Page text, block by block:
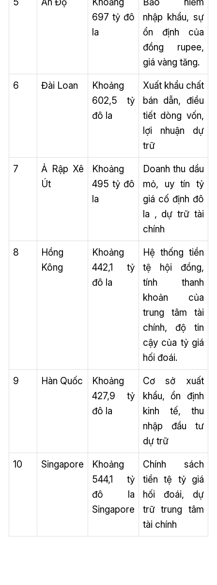
697 tỷ đô
la
nhập khẩu, sự
ổn định của
đồng rupee,
giá vàng tăng.
6
Đài Loan
Khoảng
602,5 tỷ
đô la
Xuất khẩu chất
bán dẫn, điều
tiết dòng vốn,
lợi nhuận dự
trữ
7
Ả Rập Xê
Út
Khoảng
495 tỷ đô
la
Doanh thu dầu
mỏ, uy tín tỷ
giá cố định đô
la , dự trữ tài
chính
8
Hồng
Kông
Khoảng
442,1 tỷ
đô la
Hệ thống tiền
tệ hội đồng,
tính thanh
khoản của
trung tâm tài
chính, độ tin
cậy của tỷ giá
hối đoái.
9
Hàn Quốc
Khoảng
427,9 tỷ
đô la
Cơ sở xuất
khẩu, ổn định
kinh tế, thu
nhập đầu tư
dự trữ
10
Singapore
Khoảng
544,1 tỷ
đô la
Singapore
Chính sách
tiền tệ tỷ giá
hối đoái, dự
trữ trung tâm
tài chính